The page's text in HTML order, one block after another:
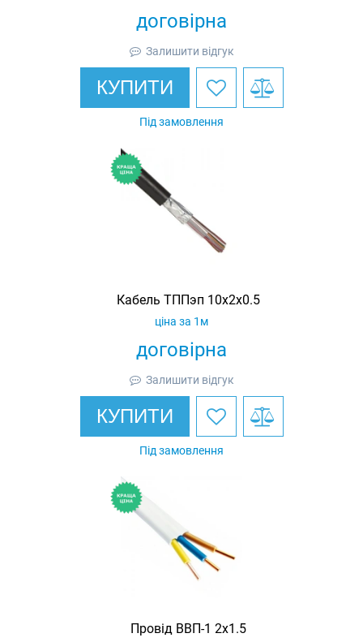
договірна
Залишити відгук
КУПИТИ
Під замовлення
Кабель ТППэп 10х2х0.5
договірна
ціна за 1м
Залишити відгук
КУПИТИ
Під замовлення
Провід ВВП-1 2х1.5